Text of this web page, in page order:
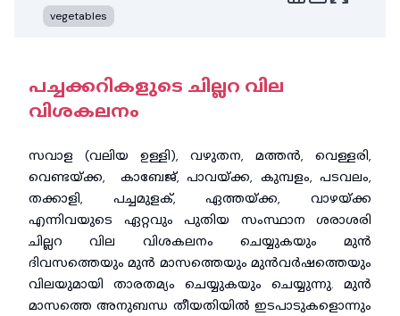
vegetables
പച്ചക്കറികളുടെ ചില്ലറ വില
വിശകലനം
സവാള (വലിയ ഉള്ളി), വഴുതന, മത്തൻ, വെള്ളരി,
വെണ്ടയ്ക്ക, കാബേജ്, പാവയ്ക്ക, കുമ്പളം, പടവലം,
തക്കാളി, പച്ചമുളക്, ഏത്തയ്ക്ക, വാഴയ്ക്ക
എന്നിവയുടെ ഏറ്റവും പുതിയ സംസ്ഥാന ശരാശരി
ചില്ലറ വില വിശകലനം ചെയ്യുകയും മുൻ
ദിവസത്തെയും മുൻ മാസത്തെയും മുൻവർഷത്തെയും
വിലയുമായി താരതമ്യം ചെയ്യുകയും ചെയ്യുന്നു. മുൻ
മാസത്തെ അനുബന്ധ തീയതിയിൽ ഇടപാടുകളൊന്നും